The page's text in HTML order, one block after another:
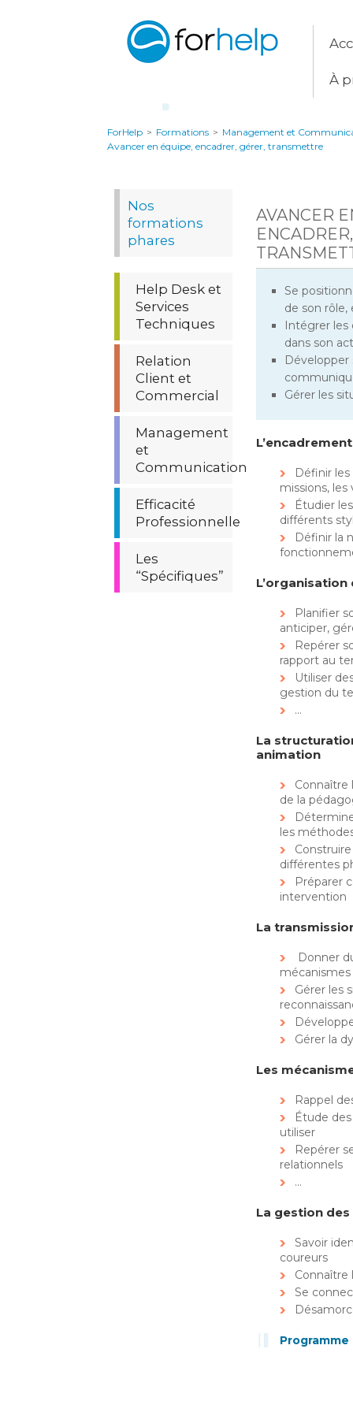
À
ForHelp > Formations > Management et
Avancer en équipe, encadrer, gérer, transmettre
Nos
formations
phares
Help Desk et
Services
Techniques
Relation
Client et
Commercial
Management
et
Communication
Efficacité
Professionnelle
Les
“Spécifiques”
AVANCER
Se
de son rôle,
Intégrer
dans son
Développer
Gérer les
Définir les
missions, les
Étudier
différents
Définir la
L’organisation
Planifier
anticiper,
Repérer
rapport au
Utiliser
gestion du
…
La
animation
Connaître
de la
les
différentes
Préparer
intervention
La
Donner
Gérer les
Gérer la
Les
Rappel
Étude
utiliser
Repérer
relationnels
…
La gestion
Savoir
coureurs
Connaître
Se